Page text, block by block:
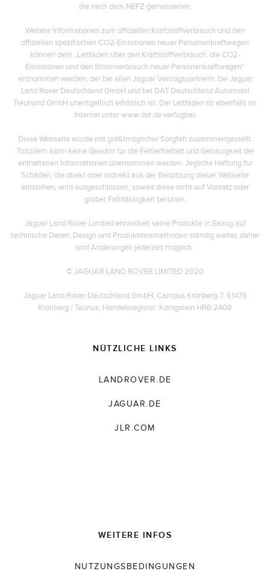
die nach dem NEFZ gemessenen.
Weitere Informationen zum offiziellen Kraftstoffverbrauch und den
offiziellen spezifischen CO2-Emissionen neuer Personenkraftwagen
können dem „Leitfaden über den Kraftstoffverbrauch, die CO2-
Emissionen und den Stromverbrauch neuer Personenkraftwagen“
entnommen werden, der bei allen Jaguar Vertragspartnern, bei Jaguar
Land Rover Deutschland GmbH und bei DAT Deutschland Automobil
Treuhand GmbH unentgeltlich erhältlich ist. Der Leitfaden ist ebenfalls im
Internet unter www.dat.de verfügbar.
Diese Webseite wurde mit größtmöglicher Sorgfalt zusammengestellt.
Trotzdem kann keine Gewähr für die Fehlerfreiheit und Genauigkeit der
enthaltenen Informationen übernommen werden. Jegliche Haftung für
Schäden, die direkt oder indirekt aus der Benutzung dieser Webseite
entstehen, wird ausgeschlossen, soweit diese nicht auf Vorsatz oder
grober Fahrlässigkeit beruhen.
Jaguar Land Rover Limited entwickelt seine Produkte in Bezug auf
technische Daten, Design und Produktionsmethoden ständig weiter, daher
sind Änderungen jederzeit möglich.
© JAGUAR LAND ROVER LIMITED 2020
Jaguar Land Rover Deutschland GmbH, Campus Kronberg 7, 61476
Kronberg / Taunus, Handelsregister: Königstein HRB 2408
NÜTZLICHE LINKS
LANDROVER.DE
JAGUAR.DE
JLR.COM
WEITERE INFOS
NUTZUNGSBEDINGUNGEN